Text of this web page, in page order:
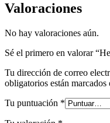
Valoraciones
No hay valoraciones aún.
Sé el primero en valorar
Tu dirección de correo
obligatorios están marcados
Tu puntuación *